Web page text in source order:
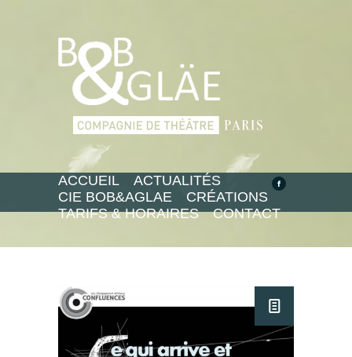
ACCUEIL
ACTUALITÉS
CIE BOB&AGLAE
CRÉATIONS
TARIFS & HORAIRES
CONTACT